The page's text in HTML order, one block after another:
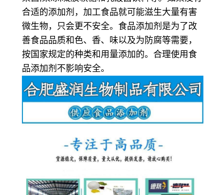
合适的添加剂，加工食品就可能滋生大量有害
微生物，只会更不安全。食品添加剂是为了改
善食品品质和色、香、味以及为防腐等需要，
按国家规定的种类和用量添加的。合理使用食
品添加剂不影响安全。